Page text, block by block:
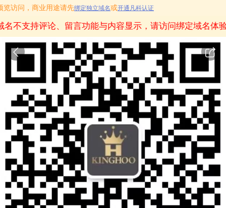
访问，商业用途请先绑定独立域名或开通凡科认证
名不支持评论、留言功能与内容显示，请访问绑定域名体